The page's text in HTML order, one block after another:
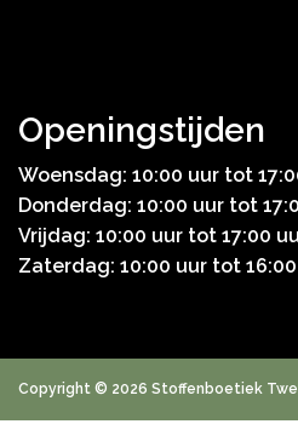
Openingstijden
Woensdag: 10:00 uur tot
Donderdag: 10:00 uur tot
Vrijdag: 10:00 uur tot 17:00
Zaterdag: 10:00 uur tot
Copyright © 2026 Stoffenboetiek